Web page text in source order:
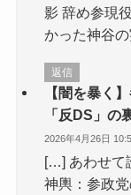
影 辞め参現
かった神谷
返信
【闇を暴く
「反DS」の
2026年4月26日
[…] あわせて
神輿：参政